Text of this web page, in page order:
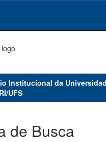
Institucional da
UFS
de Busca